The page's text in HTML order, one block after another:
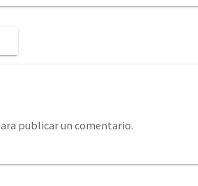
publicar un comentario.